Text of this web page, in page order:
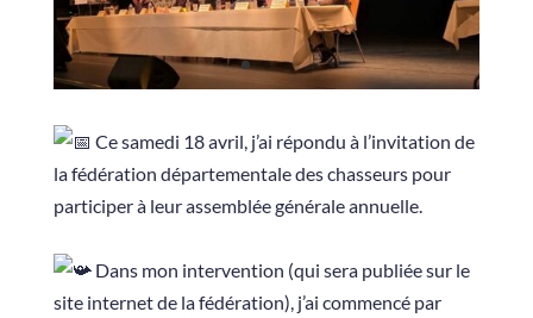
Ce samedi 18 avril, j’ai répondu à l’invitation de
la fédération départementale des chasseurs pour
participer à leur assemblée générale annuelle.
Dans mon intervention (qui sera publiée sur le
site internet de la fédération), j’ai commencé par